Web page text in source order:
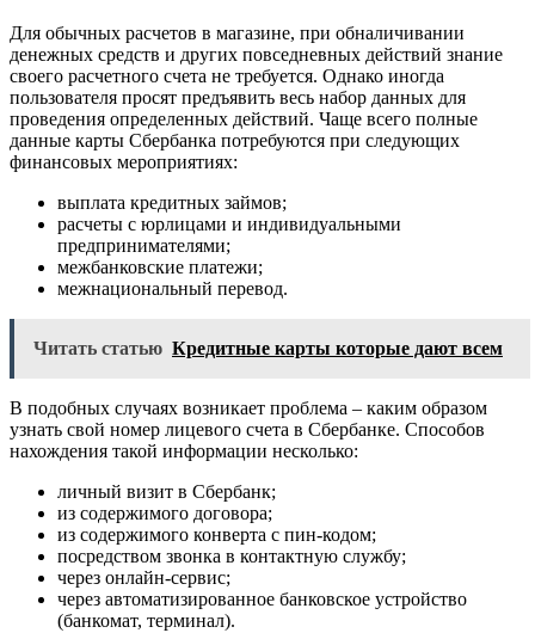
Для обычных расчетов в магазине, при обналичивании
денежных средств и других повседневных действий знание
своего расчетного счета не требуется. Однако иногда
пользователя просят предъявить весь набор данных для
проведения определенных действий. Чаще всего полные
данные карты Сбербанка потребуются при следующих
финансовых мероприятиях:
выплата кредитных займов;
расчеты с юрлицами и индивидуальными
предпринимателями;
межбанковские платежи;
межнациональный перевод.
Читать статью Кредитные карты которые дают всем
В подобных случаях возникает проблема – каким образом
узнать свой номер лицевого счета в Сбербанке. Способов
нахождения такой информации несколько:
личный визит в Сбербанк;
из содержимого договора;
из содержимого конверта с пин-кодом;
посредством звонка в контактную службу;
через онлайн-сервис;
через автоматизированное банковское устройство
(банкомат, терминал).